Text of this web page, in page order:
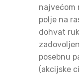
najvećom
polje na
dohvat
posebnu
(akcijske